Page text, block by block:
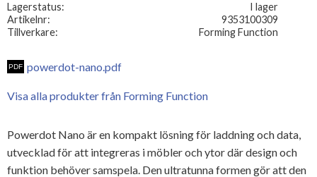
Lagerstatus
I lager
Artikelnr
9353100309
Tillverkare
Forming Function
powerdot-nano.pdf
Visa alla produkter från Forming Function
Powerdot Nano är en kompakt lösning för laddning och data,
utvecklad för att integreras i möbler och ytor där design och
funktion behöver samspela. Den ultratunna formen gör att den